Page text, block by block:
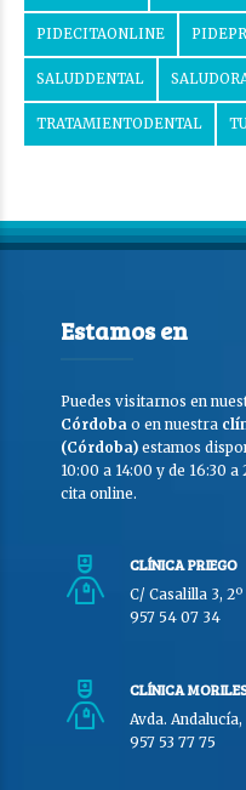
PIDECITAONLINE
SALUDDENTAL
TRATAMIENTODENTAL
Estamos en
Puedes visitarnos en
Córdoba o en nuestra
(Córdoba) estamos
10:00 a 14:00 y de 16:30
cita online.
CLÍNICA PRIEGO
C/ Casalilla 3, 2º
957 54 07 34
CLÍNICA
Avda. Andalucía,
957 53 77 75